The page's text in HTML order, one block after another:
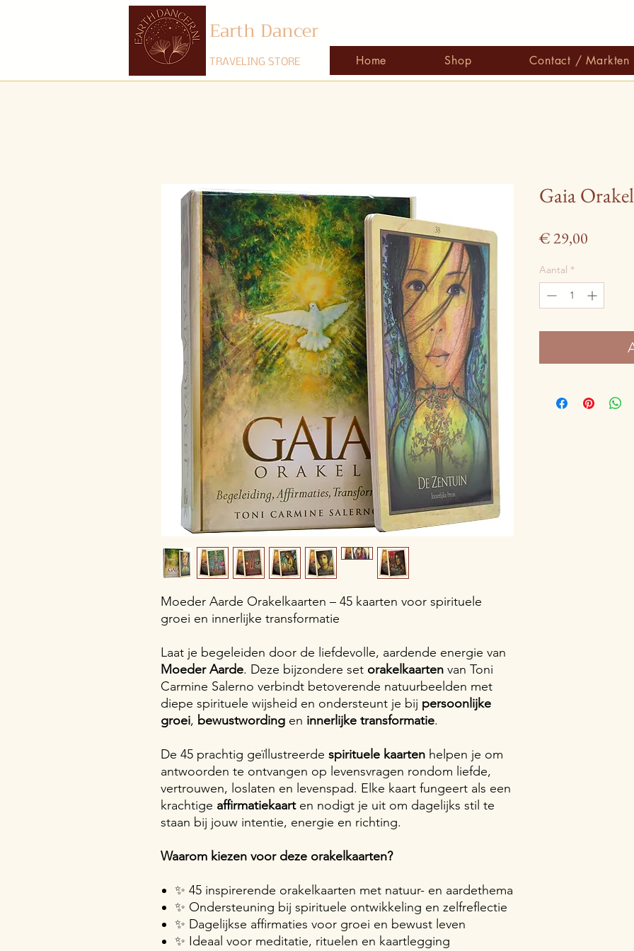
Earth Dancer
TRAVELING STORE Home Shop Contact / Markten
Moeder Aarde Orakelkaarten – 45 kaarten voor spirituele
groei en innerlijke transformatie
Laat je begeleiden door de liefdevolle, aardende energie van
Moeder Aarde. Deze bijzondere set orakelkaarten van Toni
Carmine Salerno verbindt betoverende natuurbeelden met
diepe spirituele wijsheid en ondersteunt je bij persoonlijke
groei, bewustwording en innerlijke transformatie.
De 45 prachtig geïllustreerde spirituele kaarten helpen je om
antwoorden te ontvangen op levensvragen rondom liefde,
vertrouwen, loslaten en levenspad. Elke kaart fungeert als een
krachtige affirmatiekaarten nodigt je uit om dagelijks stil te
staan bij jouw intentie, energie en richting.
Waarom kiezen voor deze orakelkaarten?
✨ 45 inspirerende orakelkaarten met natuur- en aardethema
✨ Ondersteuning bij spirituele ontwikkeling en zelfreflectie
✨ Dagelijkse affirmaties voor groei en bewust leven
✨ Ideaal voor meditatie, rituelen en kaartlegging
Gaia
€ 29,00
Aantal *